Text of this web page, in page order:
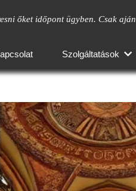
ügyben. Csak ajánlani tudom! -
Szolgáltatások